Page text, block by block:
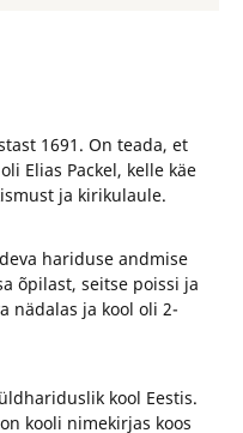
1691. On teada, et
Elias Packel, kelle käe
ja kirikulaule.
hariduse andmise
õpilast, seitse poissi ja
nädalas ja kool oli 2-
kool Eestis.
kooli nimekirjas koos